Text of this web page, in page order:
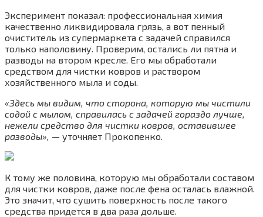
Эксперимент показал: профессиональная химия
качественно ликвидировала грязь, а вот пенный
очиститель из супермаркета с задачей справился
только наполовину. Проверим, остались ли пятна и
разводы на втором кресле. Его мы обработали
средством для чистки ковров и раствором
хозяйственного мыла и соды.
«Здесь мы видим, что сторона, которую мы чистили
содой с мылом, справилась с задачей гораздо лучше,
нежели средство для чистки ковров, оставившее
разводы», — уточняет Прокопенко.
К тому же половина, которую мы обработали составом
для чистки ковров, даже после фена осталась влажной.
Это значит, что сушить поверхность после такого
средства придется в два раза дольше.